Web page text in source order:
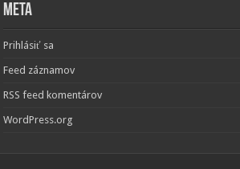
Meta
Prihlásiť sa
Feed záznamov
RSS feed komentárov
WordPress.org